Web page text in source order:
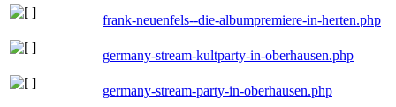
frank-neuenfels--die-albumpremiere-in-herten.php
germany-stream-kultparty-in-oberhausen.php
germany-stream-party-in-oberhausen.php